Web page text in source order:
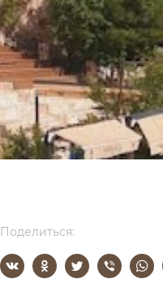
Поделиться: